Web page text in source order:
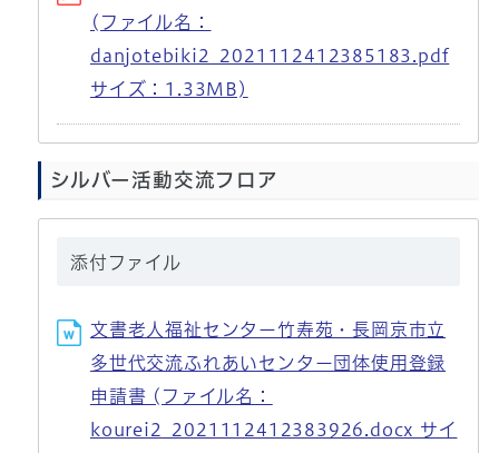
(ファイル名：
danjotebiki2_2021112412385183.pdf
サイズ：1.33MB)
シルバー活動交流フロア
添付ファイル
文書老人福祉センター竹寿苑・長岡京市立
多世代交流ふれあいセンター団体使用登録
申請書 (ファイル名：
kourei2_2021112412383926.docx サイ